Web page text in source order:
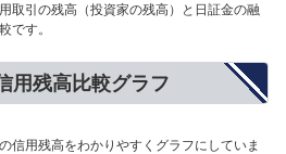
取引の残高（投資家の残高）と日証金の融
です。
用残高比較グラフ
信用残高をわかりやすくグラフにしていま